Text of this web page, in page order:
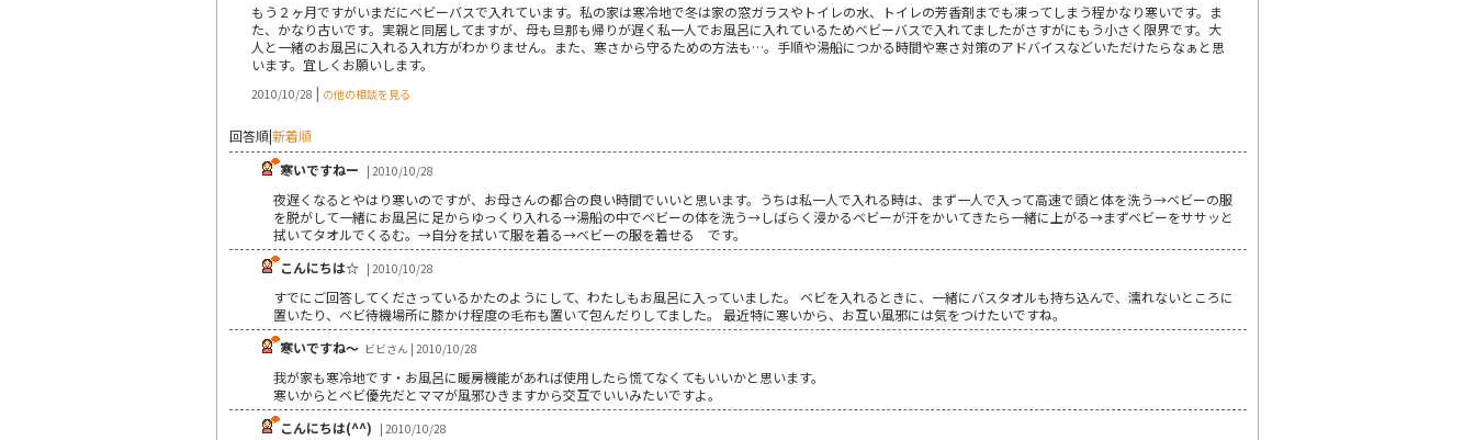
もう２ヶ月ですがいまだにベビーバスで入れています。私の家は寒冷地で冬は家の窓ガラスやトイレの水、トイレの芳香剤までも凍ってしまう程かなり寒いです。ま
た、かなり古いです。実親と同居してますが、母も旦那も帰りが遅く私一人でお風呂に入れているためベビーバスで入れてましたがさすがにもう小さく限界です。大
人と一緒のお風呂に入れる入れ方がわかりません。また、寒さから守るための方法も…。手順や湯船につかる時間や寒さ対策のアドバイスなどいただけたらなぁと思
います。宜しくお願いします。
2010/10/28 | の他の相談を見る
回答順|新着順
寒いですねー | 2010/10/28
夜遅くなるとやはり寒いのですが、お母さんの都合の良い時間でいいと思います。うちは私一人で入れる時は、まず一人で入って高速で頭と体を洗う→ベビーの服
を脱がして一緒にお風呂に足からゆっくり入れる→湯船の中でベビーの体を洗う→しばらく浸かるベビーが汗をかいてきたら一緒に上がる→まずベビーをササッと
拭いてタオルでくるむ。→自分を拭いて服を着る→ベビーの服を着せる です。
こんにちは☆ | 2010/10/28
すでにご回答してくださっているかたのようにして、わたしもお風呂に入っていました。 ベビを入れるときに、一緒にバスタオルも持ち込んで、濡れないところに
置いたり、ベビ待機場所に膝かけ程度の毛布も置いて包んだりしてました。 最近特に寒いから、お互い風邪には気をつけたいですね。
寒いですね～ ビビさん | 2010/10/28
我が家も寒冷地です・お風呂に暖房機能があれば使用したら慌てなくてもいいかと思います。
寒いからとベビ優先だとママが風邪ひきますから交互でいいみたいですよ。
こんにちは(^^) | 2010/10/28